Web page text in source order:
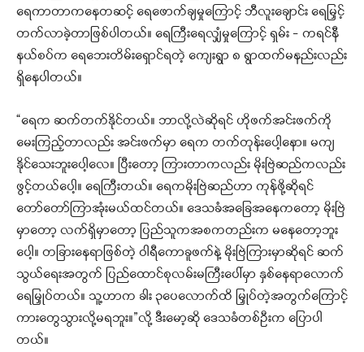
ရေကာတာကနေတဆင့် ရေဖောက်ချမှုကြောင့် ဘီလူးချောင်း ရေမြှင့်
တက်လာခဲ့တာဖြစ်ပါတယ်။ ရေကြီးရေလျှံမှုကြောင့် ရှမ်း – ကရင်နီ
နယ်စပ်က ရေဘေးတိမ်းရှောင်ရတဲ့ ကျေးရွာ ၈ ရွာထက်မနည်းလည်း
ရှိနေပါတယ်။
“ရေက ဆက်တက်နိုင်တယ်။ ဘာလို့လဲဆိုရင် ဟိုဖက်အင်းဖက်ကို
မေးကြည့်တာလည်း အင်းဖက်မှာ ရေက တက်တုန်းပေါ့နော။ မကျ
နိုင်သေးဘူးပေါ့လေ။ ပြီးတော့ ကြားတာကလည်း မိုးဗြဲဆည်ကလည်း
ဖွင့်တယ်ပေါ့။ ရေကြီးတယ်။ ရေကမိုးဗြဲဆည်ဟာ ကုန်ဖို့ဆိုရင်
တော်တော်ကြာအုံးမယ်ထင်တယ်။ ဒေသခံအခြေအနေကတော့ မိုးဗြဲ
မှာတော့ လက်ရှိမှာတော့ ပြည်သူကအစကတည်းက မနေတော့ဘူး
ပေါ့။ တခြားနေရာဖြစ်တဲ့ ဝါရီကောခူဖက်နဲ့ မိုးဗြဲကြားမှာဆိုရင် ဆက်
သွယ်ရေးအတွက် ပြည်ထောင်စုလမ်းမကြီးပေါ်မှာ နှစ်နေရာလောက်
ရေမြှုပ်တယ်။ သူ့ဟာက ခါး ၃ပေလောက်ထိ မြှုပ်တဲ့အတွက်ကြောင့်
ကားတွေသွားလို့မရဘူး။”လို့ ဒီးမော့ဆို ဒေသခံတစ်ဦးက ပြောပါ
တယ်။